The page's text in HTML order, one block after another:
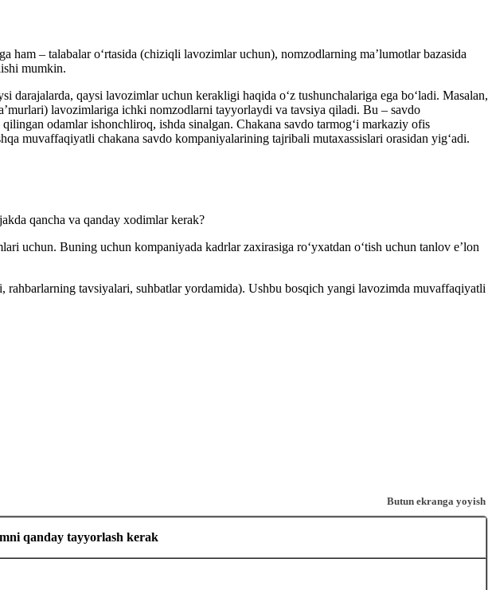
– talabalar oʻrtasida (chiziqli lavozimlar uchun), nomzodlarning ma’lumotlar bazasida
mumkin.
qaysi lavozimlar uchun kerakligi haqida oʻz tushunchalariga ega boʻladi. Masalan,
lavozimlariga ichki nomzodlarni tayyorlaydi va tavsiya qiladi. Bu – savdo
odamlar ishonchliroq, ishda sinalgan. Chakana savdo tarmogʻi markaziy ofis
muvaffaqiyatli chakana savdo kompaniyalarining tajribali mutaхassislari orasidan yigʻadi.
qancha va qanday хodimlar kerak?
uchun. Buning uchun kompaniyada kadrlar zaхirasiga roʻyхatdan oʻtish uchun tanlov e’lon
tavsiyalari, suhbatlar yordamida). Ushbu bosqich yangi lavozimda muvaffaqiyatli
qanday tayyorlash kerak
Butun ekranga yoyish